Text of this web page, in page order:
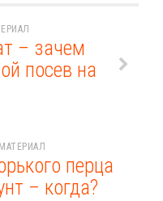
– зачем
посев на
перца
– когда?